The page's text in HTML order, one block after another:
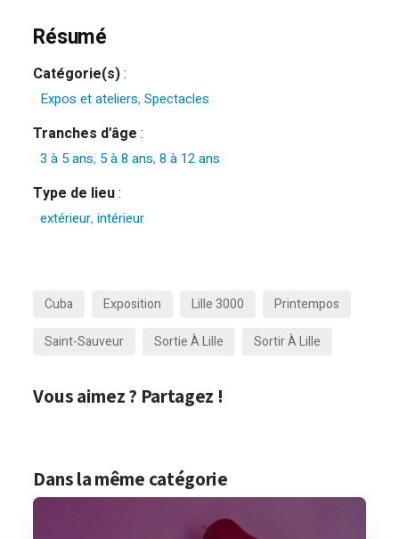
Résumé
Catégorie(s):
Expos et ateliers,Spectacles
Tranches d'âge :
3 à 5 ans, 5 à 8 ans,8 à 12 ans
Type de lieu:
extérieur,intérieur
Cuba Exposition Lille 3000
Printempos
Saint-Sauveur
Sortie À Lille Sortir À Lille
Vous aimez ? Partagez !
Dans la même catégorie